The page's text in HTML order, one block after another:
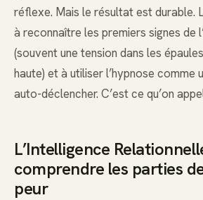
réflexe. Mais le résultat est durable.
à reconnaître les premiers signes de
(souvent une tension dans les
haute) et à utiliser l’hypnose comme
auto-déclencher. C’est ce qu’on
L’Intelligence
comprendre les parties
peur